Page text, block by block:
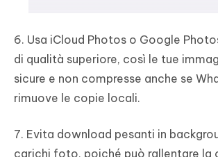
6. Usa iCloud Photos o Google
di qualità superiore, così le tue
sicure e non compresse anche se
rimuove le copie locali.
7. Evita download pesanti in
carichi foto, poiché può rallentare la